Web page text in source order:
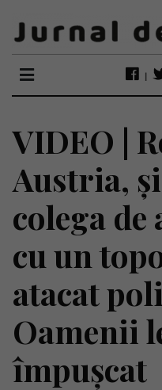
VIDEO |
Austria,
colega
cu un
atacat
Oamenii
împușcat